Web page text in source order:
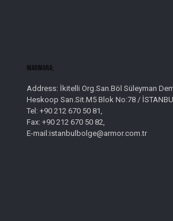
Marmara;
Address: İkitelli Org.San.Böl Süleyman
Heskoop San.Sit.M5 Blok No:78 /
Tel: +90 212 670 50 81,
Fax: +90 212 670 50 82,
E-mail:istanbulbolge@armor.com.tr